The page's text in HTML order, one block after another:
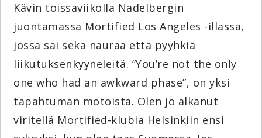
Kävin toissaviikolla Nadelbergin
juontamassa Mortified Los Angeles -illassa,
jossa sai sekä nauraa että pyyhkiä
liikutuksenkyyneleitä. ”You’re not the only
one who had an awkward phase”, on yksi
tapahtuman motoista. Olen jo alkanut
viritellä Mortified-klubia Helsinkiin ensi